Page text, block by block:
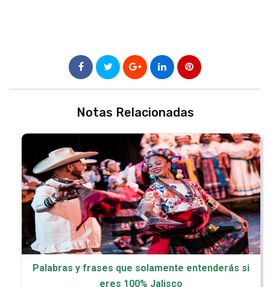
Notas Relacionadas
Palabras y frases que solamente entenderás si
eres 100% Jalisco